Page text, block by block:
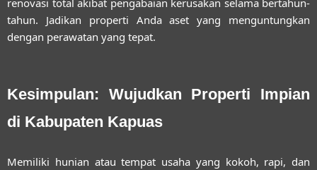
tahun. Jadikan properti Anda aset yang menguntungkan
dengan perawatan yang tepat.
Kesimpulan: Wujudkan Properti Impian
di Kabupaten Kapuas
Memiliki hunian atau tempat usaha yang kokoh, rapi, dan